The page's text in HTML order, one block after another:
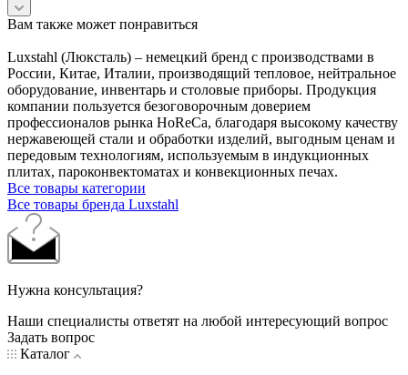
Вам также может понравиться
Luxstahl (Люксталь) – немецкий бренд с производствами в
России, Китае, Италии, производящий тепловое, нейтральное
оборудование, инвентарь и столовые приборы. Продукция
компании пользуется безоговорочным доверием
профессионалов рынка HoReCa, благодаря высокому качеству
нержавеющей стали и обработки изделий, выгодным ценам и
передовым технологиям, используемым в индукционных
плитах, пароконвектоматах и конвекционных печах.
Все товары категории
Все товары бренда Luxstahl
Нужна консультация?
Наши специалисты ответят на любой интересующий вопрос
Задать вопрос
Каталог